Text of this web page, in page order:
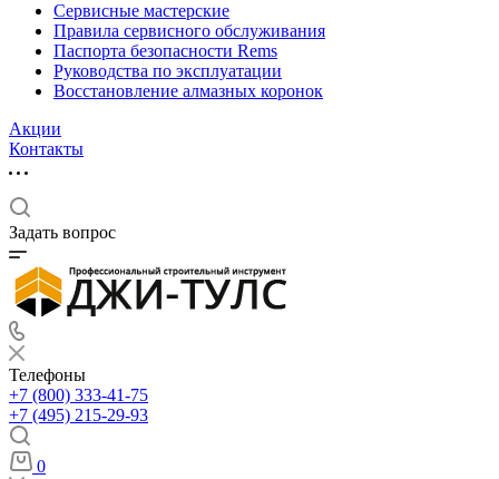
Сервисные мастерские
Правила сервисного обслуживания
Паспорта безопасности Rems
Руководства по эксплуатации
Восстановление алмазных коронок
Акции
Контакты
Задать вопрос
Телефоны
+7 (800) 333-41-75
+7 (495) 215-29-93
0